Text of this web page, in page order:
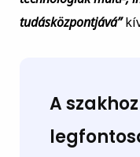
tudásközpontjává”
A